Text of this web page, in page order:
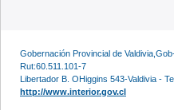
Gobernación Provincial de
Rut:60.511.101-7
Libertador B. OHiggins 543-Valdivia -
http://www.interior.gov.cl